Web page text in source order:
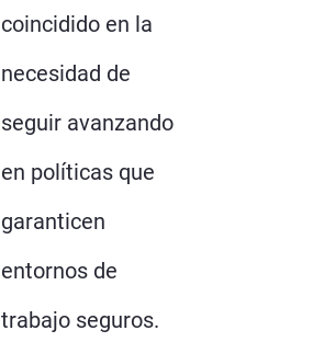
coincidido en la
necesidad de
seguir avanzando
en políticas que
garanticen
entornos de
trabajo seguros.